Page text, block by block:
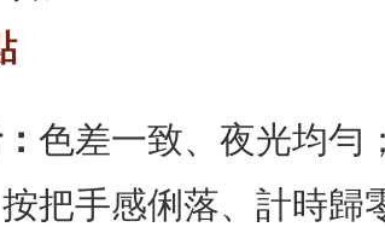
色差一致、夜光均勻
按把手感俐落、計時歸